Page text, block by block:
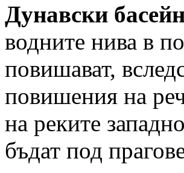
Дунавски
водните нива в
повишават,
повишения на
на реките
бъдат под